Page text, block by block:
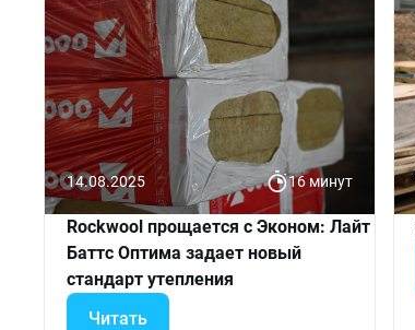
14.08.2025
Rockwool прощается с Эконом: Лайт
Баттс Оптима задает новый
стандарт утепления
Читать
16 минут